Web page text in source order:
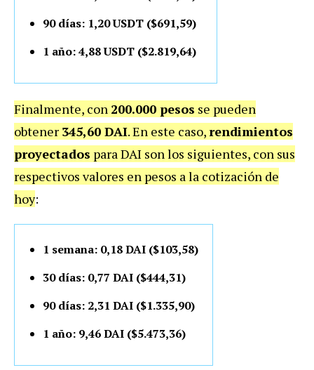
90 días: 1,20 USDT ($691,59)
1 año: 4,88 USDT ($2.819,64)
Finalmente, con 200.000 pesos se pueden
obtener 345,60 DAI. En este caso,rendimientos
proyectados para DAI son los siguientes, con sus
respectivos valores en pesos a la cotización de
hoy:
1 semana: 0,18 DAI ($103,58)
30 días: 0,77 DAI ($444,31)
90 días: 2,31 DAI ($1.335,90)
1 año: 9,46 DAI ($5.473,36)